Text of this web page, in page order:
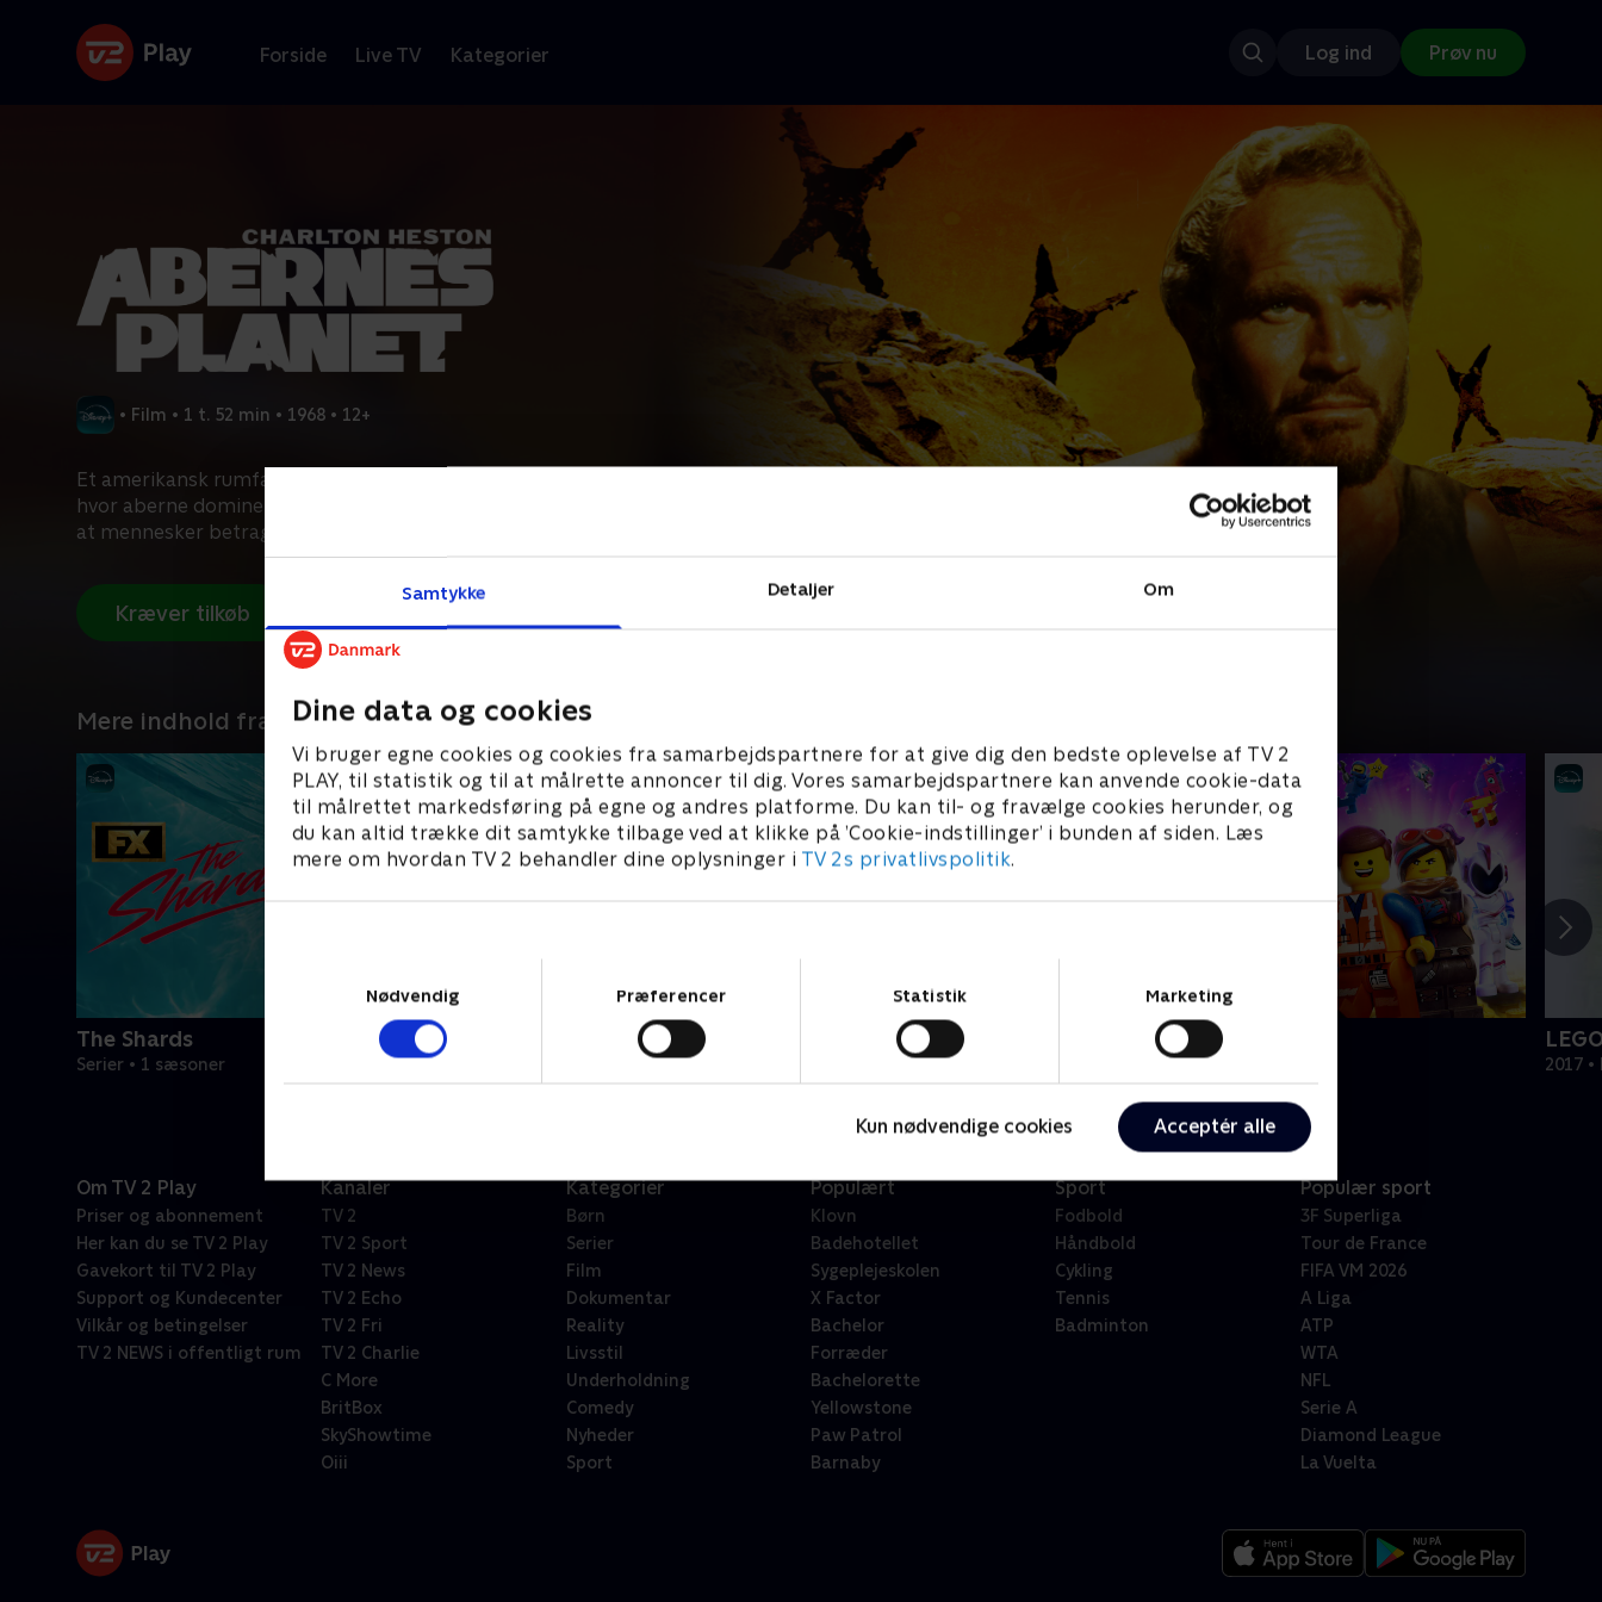
Samtykke Detaljer Om
Dine data og cookies
Vi bruger egne cookies og cookies fra samarbejdspartnere for at give dig den bedste oplevelse af TV 2
PLAY, til statistik og til at målrette annoncer til dig. Vores samarbejdspartnere kan anvende cookie-data
til målrettet markedsføring på egne og andres platforme. Du kan til- og fravælge cookies herunder, og
du kan altid trække dit samtykke tilbage ved at klikke på ’Cookie-indstillinger’ i bunden af siden. Læs
mere om hvordan TV 2 behandler dine oplysninger i TV 2s privatlivspolitik.
Nødvendig
Præferencer Statistik Marketing
Kun nødvendige cookies Acceptér alle
Forside Live TV Kategorier Log ind Prøv nu
• Film • 1 t. 52 min • 1968 • 12+
Et amerikansk rumfartøj lander på en tilsyneladende øde planet,
hvor aberne dominerer menneskerne. Astronauterne opdager,
at mennesker betragtes som vilde dyr.
Kræver tilkøb
Mere indhold fra Disney+
The Shards
Serier • 1 sæsoner
Star Wars: Visions Presents - The Ninth Jedi
Serier • 1 sæsoner
LEGO filmen 2
2019 • Film • 1 t. 47 min 2017
Om TV 2 Play
Priser og abonnement
Her kan du se TV 2 Play
Gavekort til TV 2 Play
Support og Kundecenter
Vilkår og betingelser
TV 2 NEWS i offentligt rum
Kanaler
TV 2
TV 2 Sport
TV 2 News
TV 2 Echo
TV 2 Fri
TV 2 Charlie
C More
BritBox
SkyShowtime
Oiii
Kategorier
Børn
Serier
Film
Dokumentar
Reality
Livsstil
Underholdning
Comedy
Nyheder
Sport
Populært
Klovn
Badehotellet
Sygeplejeskolen
X Factor
Bachelor
Forræder
Bachelorette
Yellowstone
Paw Patrol
Barnaby
Sport
Fodbold
Håndbold
Cykling
Tennis
Badminton
Populær sport
3F Superliga
Tour de France
FIFA VM 2026
A Liga
ATP
WTA
NFL
Serie A
Diamond League
La Vuelta